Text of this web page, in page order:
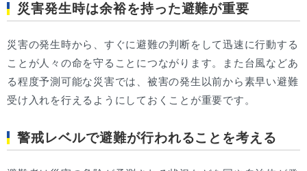
災害発生時は余裕を持った避難が重要
災害の発生時から、すぐに避難の判断をして迅速に行動する
ことが人々の命を守ることにつながります。また台風などあ
る程度予測可能な災害では、被害の発生以前から素早い避難
受け入れを行えるようにしておくことが重要です。
警戒レベルで避難が行われることを考える